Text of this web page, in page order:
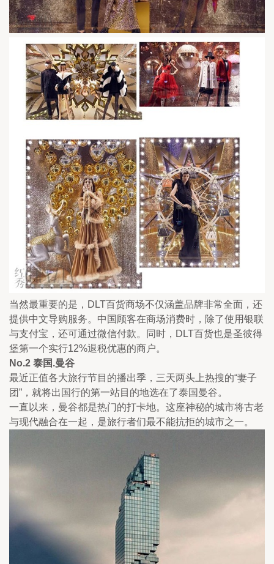
当然最重要的是，DLT百货商场不仅涵盖品牌非常全面，还
提供中文导购服务。中国顾客在商场消费时，除了使用银联
与支付宝，还可通过微信付款。同时，DLT百货也是圣彼得
堡第一个实行12%退税优惠的商户。
No.2 泰国.曼谷
最近正值各大旅行节目的播出季，三天两头上热搜的“妻子
团”，就将出国行的第一站目的地选在了泰国曼谷。
一直以来，曼谷都是热门的打卡地。这座神秘的城市将古老
与现代融合在一起，是旅行者们最不能抗拒的城市之一。